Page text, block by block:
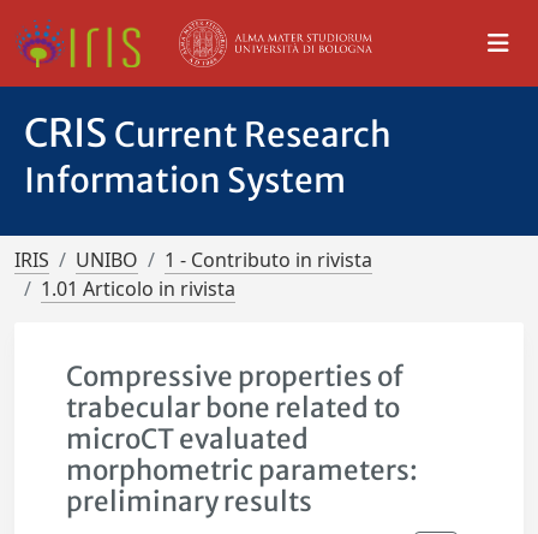
CRIS Current Research
Information System
IRIS UNIBO
1 - Contributo in rivista
1.01 Articolo in rivista
Compressive properties of
trabecular bone related to
microCT evaluated
morphometric parameters:
preliminary results